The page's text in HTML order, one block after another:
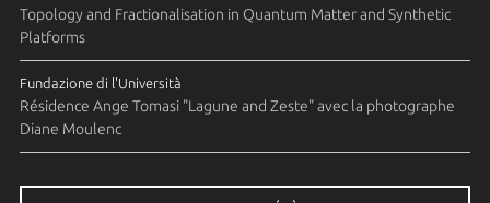
Topology and Fractionalisation in Quantum Matter and Synthetic
Platforms
Fundazione di l'Università
Résidence Ange Tomasi "Lagune and Zeste" avec la photographe
Diane Moulenc